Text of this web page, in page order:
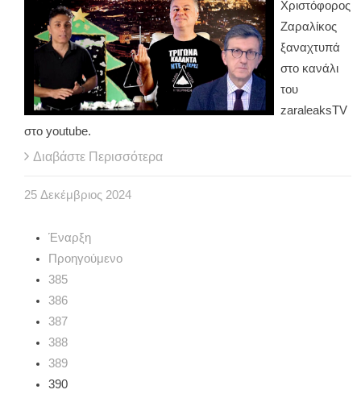
Χριστόφορος
Ζαραλίκος
ξαναχτυπά
στο κανάλι
του
zaraleaksTV
στο youtube.
Διαβάστε Περισσότερα
25 Δεκέμβριος 2024
Έναρξη
Προηγούμενο
385
386
387
388
389
390